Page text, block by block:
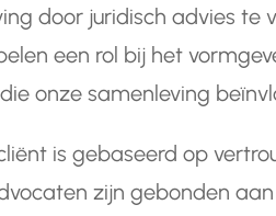
door juridisch advies te
een rol bij het
onze samenleving
is gebaseerd op
zijn gebonden